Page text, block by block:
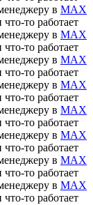
в MAX
то работает
в MAX
то работает
в MAX
то работает
в MAX
то работает
в MAX
то работает
в MAX
то работает
в MAX
то работает
в MAX
то работает